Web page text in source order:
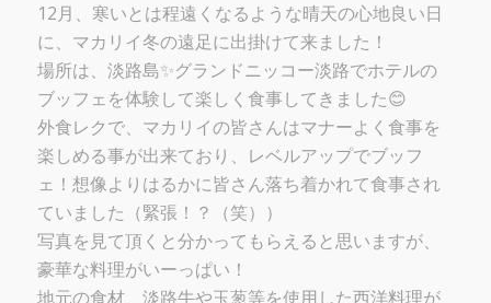
12月、寒いとは程遠くなるような晴天の心地良い日
に、マカリイ冬の遠足に出掛けて来ました！
場所は、淡路島✨グランドニッコー淡路でホテルの
ブッフェを体験して楽しく食事してきました😊
外食レクで、マカリイの皆さんはマナーよく食事を
楽しめる事が出来ており、レベルアップでブッフ
ェ！想像よりはるかに皆さん落ち着かれて食事され
ていました（緊張！？（笑））
写真を見て頂くと分かってもらえると思いますが、
豪華な料理がいーっぱい！
地元の食材、淡路牛や玉葱等を使用した西洋料理が